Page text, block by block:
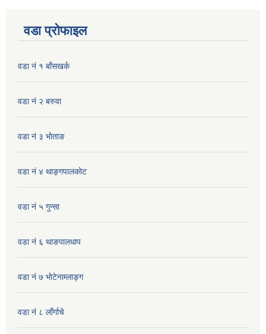
वडा प्रोफाइल
वडा नं १ बाँसखर्क
वडा नं २ बरुवा
वडा नं ३ भाेताङ
वडा नं ४ थाङ्गपालकाेट
वडा नं ५ गुन्सा
वडा नं ६ थाङपालधाप
वडा नं ७ भाेटेनाम्लाङ्ग
वडा नं ८ लाँर्गाचे